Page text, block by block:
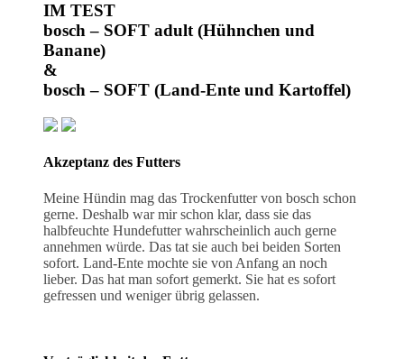
IM TEST
bosch – SOFT adult (Hühnchen und
Banane)
&
bosch – SOFT (Land-Ente und Kartoffel)
Akzeptanz des Futters
Meine Hündin mag das Trockenfutter von bosch schon
gerne. Deshalb war mir schon klar, dass sie das
halbfeuchte Hundefutter wahrscheinlich auch gerne
annehmen würde. Das tat sie auch bei beiden Sorten
sofort. Land-Ente mochte sie von Anfang an noch
lieber. Das hat man sofort gemerkt. Sie hat es sofort
gefressen und weniger übrig gelassen.